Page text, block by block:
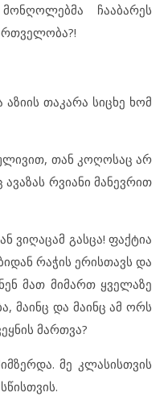
ჩააბარეს
აზიის თაკარა სიცხე ხომ
თან კოღოსაც არ
რვიანი მანევრით
ვიღაცამ გასცა! ფაქტია
რაჭის ერისთავს და
მათ მიმართ ყველაზე
მაინც და მაინც ამ ორს
მართვა?
მე კლასისთვის